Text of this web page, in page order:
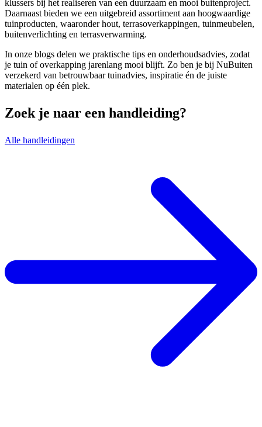
klussers bij het realiseren van een duurzaam en mooi buitenproject.
Daarnaast bieden we een uitgebreid assortiment aan hoogwaardige
tuinproducten, waaronder hout, terrasoverkappingen, tuinmeubelen,
buitenverlichting en terrasverwarming.
In onze blogs delen we praktische tips en onderhoudsadvies, zodat
je tuin of overkapping jarenlang mooi blijft. Zo ben je bij NuBuiten
verzekerd van betrouwbaar tuinadvies, inspiratie én de juiste
materialen op één plek.
Zoek je naar een handleiding?
Alle handleidingen